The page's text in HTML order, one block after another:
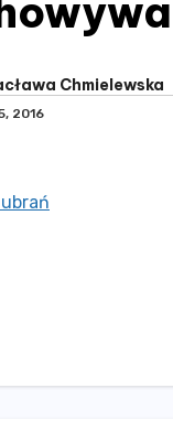
Chmielewska
2016